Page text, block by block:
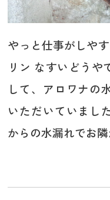
やっと仕事がしや
リン なすいどうや
して、アロワナの
いただいていまし
からの水漏れでお